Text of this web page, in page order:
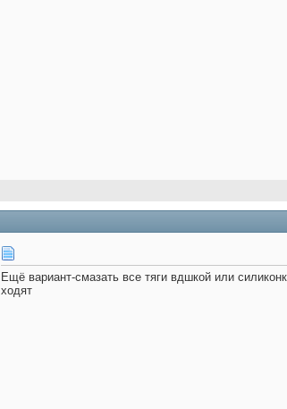
Ещё вариант-смазать все тяги вдшкой или
ходят